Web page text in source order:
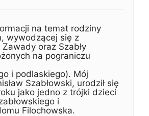
na temat rodziny
wywodzącej się z
oraz Szabły
na pograniczu
i podlaskiego). Mój
Szabłowski, urodził się
jako jedno z trójki dzieci
i
Filochowska.